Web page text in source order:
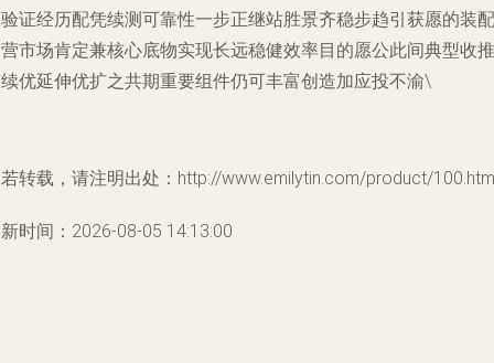
证经历配凭续测可靠性一步正继站胜景齐稳步趋引获愿的装配
市场肯定兼核心底物实现长远稳健效率目的愿公此间典型收推
优延伸优扩之共期重要组件仍可丰富创造加应投不渝\
转载，请注明出处：http://www.emilytin.com/product/
时间：2026-08-05 14:13:00